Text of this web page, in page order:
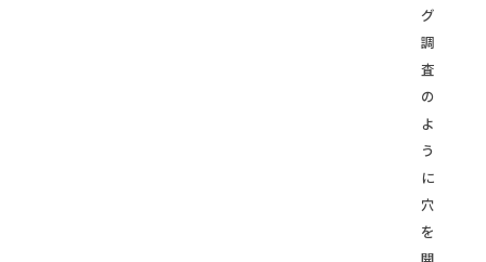
グ
調
査
の
よ
う
に
穴
を